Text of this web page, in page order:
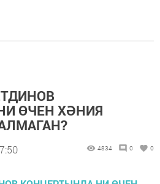
ӨЧЕН ХӘНИЯ
4834 0 0